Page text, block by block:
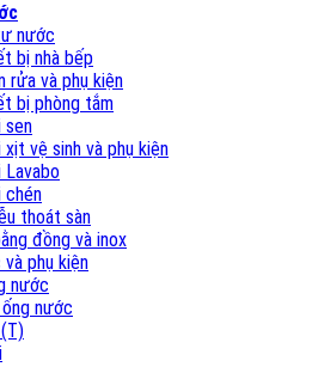
nước
bị nhà bếp
rửa và phụ kiện
bị phòng tắm
sen
xịt vệ sinh và phụ kiện
Lavabo
chén
thoát sàn
đồng và inox
phụ kiện
nước
nước